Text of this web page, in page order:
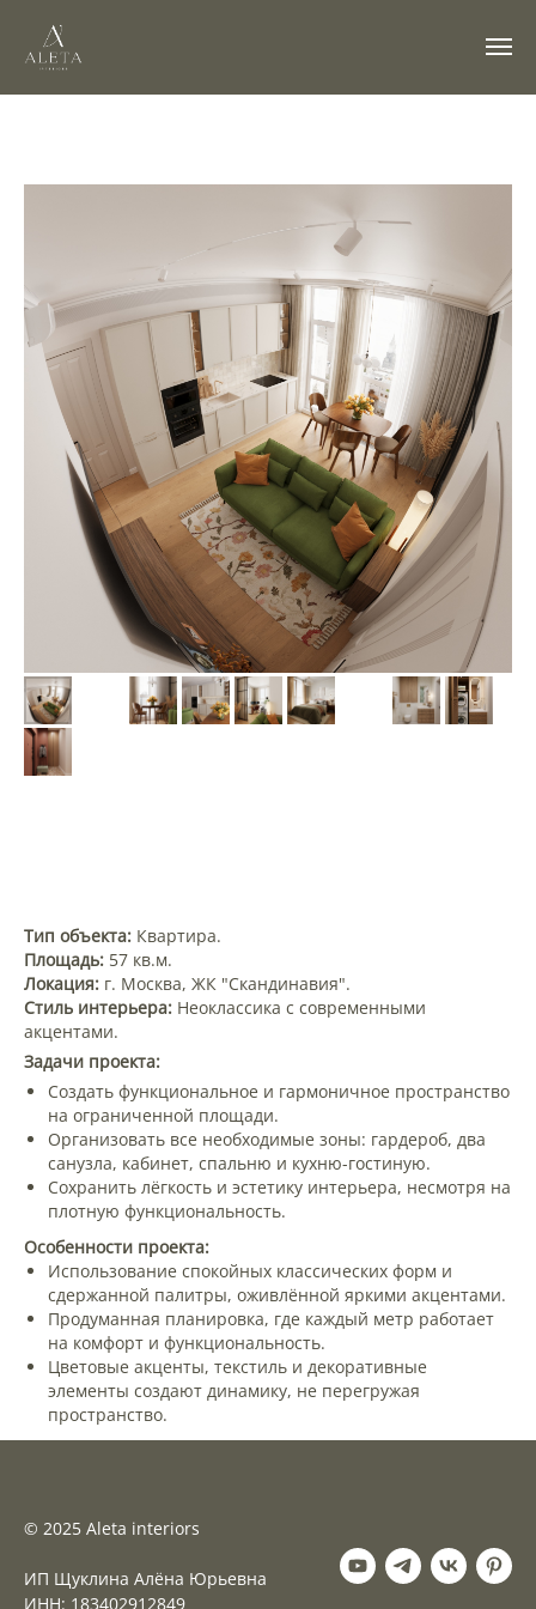
Тип объекта: Квартира.
Площадь: 57 кв.м.
Локация: г. Москва, ЖК "Скандинавия".
Стиль интерьера: Неоклассика с современными
акцентами.
Задачи проекта:
Создать функциональное и гармоничное пространство
на ограниченной площади.
Организовать все необходимые зоны: гардероб, два
санузла, кабинет, спальню и кухню-гостиную.
Сохранить лёгкость и эстетику интерьера, несмотря на
плотную функциональность.
Особенности проекта:
Использование спокойных классических форм и
сдержанной палитры, оживлённой яркими акцентами.
Продуманная планировка, где каждый метр работает
на комфорт и функциональность.
Цветовые акценты, текстиль и декоративные
элементы создают динамику, не перегружая
пространство.
© 2025 Aleta interiors
ИП Щуклина Алёна Юрьевна
ИНН: 183402912849